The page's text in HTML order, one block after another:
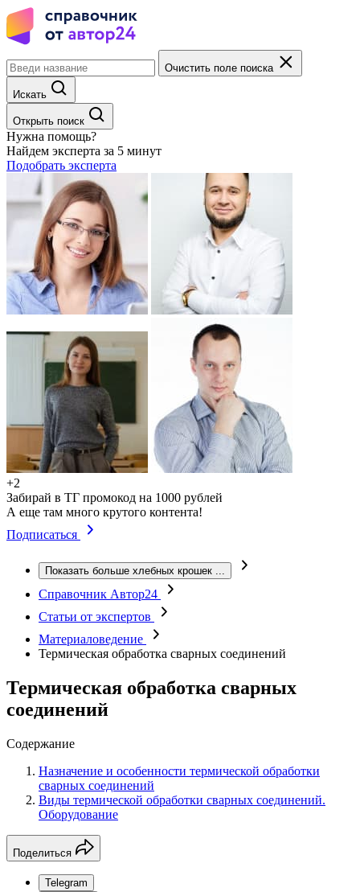
Очистить поле поиска
Искать
Открыть поиск
Нужна помощь?
Найдем эксперта за 5 минут
Подобрать эксперта
+2
Забирай в ТГ промокод на 1000 рублей
А еще там много крутого контента!
Подписаться
Показать больше хлебных крошек ...
Справочник Автор24
Статьи от экспертов
Материаловедение
Термическая обработка сварных соединений
Термическая обработка сварных
соединений
Содержание
Назначение и особенности термической обработки
сварных соединений
Виды термической обработки сварных соединений.
Оборудование
Поделиться
Telegram